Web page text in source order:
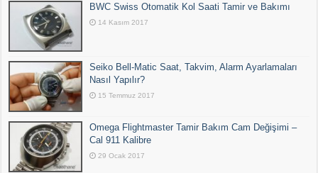
BWC Swiss Otomatik Kol Saati Tamir ve Bakımı
14 Kasım 2017
Seiko Bell-Matic Saat, Takvim, Alarm Ayarlamaları
Nasıl Yapılır?
15 Temmuz 2017
Omega Flightmaster Tamir Bakım Cam Değişimi –
Cal 911 Kalibre
29 Ocak 2017